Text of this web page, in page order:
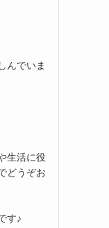
んでいま
生活に役
どうぞお
す♪